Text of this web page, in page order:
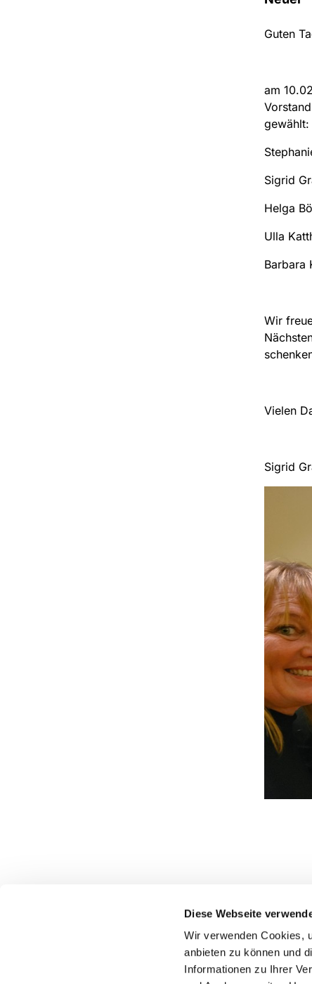
Diese Webseite
Wir verwenden Cookies,
anbieten zu können und
Informationen zu Ihrer
Guten
am
Sigrid
Helga
Ulla
Barbara
Wir
Vielen
Sigrid